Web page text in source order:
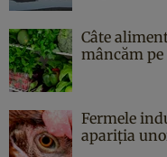
Câte
mâncăm pe
Fermele
apariția